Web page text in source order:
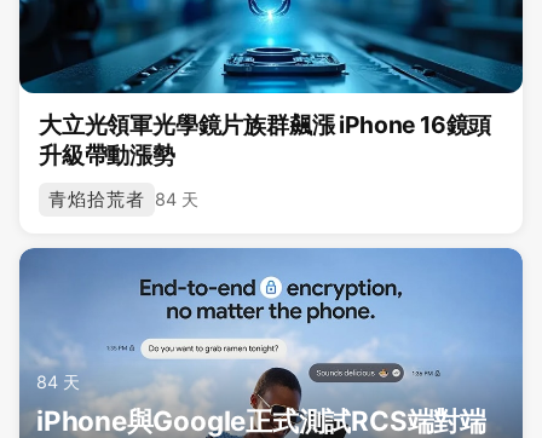
大立光領軍光學鏡片族群飆漲 iPhone 16鏡頭
升級帶動漲勢
青焰拾荒者 84 天
84 天
iPhone與Google正式測試RCS端對端